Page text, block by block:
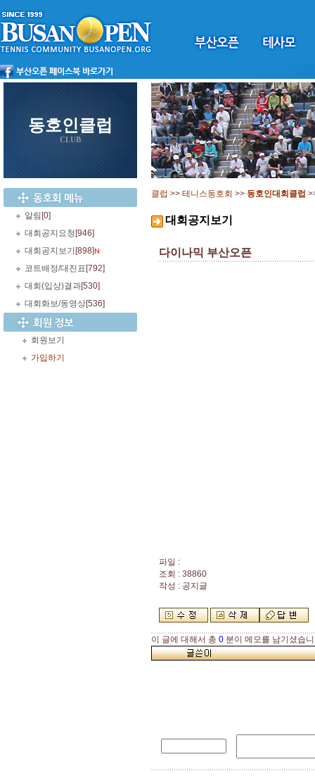
동호인클럽
CLUB
알림 [0]
대회공지요청 [946]
대회공지보기 [898]
코트배정/대진표 [792]
대회(입상)결과[530]
대회화보/동영상[536]
회원보기
가입하기
클럽 >> 테니스동호회 >> 동호인대회클럽
대회공지보기
다이나믹 부산오픈
파일 :
조회 : 38860
작성 : 공지글
이 글에 대해서 총 0 분이 메모를 남기셨습